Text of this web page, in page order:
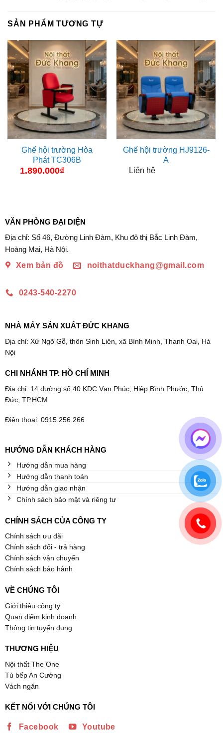
SẢN PHẨM TƯƠNG TỰ
Ghế hội trường Hòa
Phát TC306B
1.890.000₫
Ghế hội trường HJ9126-
A
Liên hệ
VĂN PHÒNG ĐẠI DIỆN
Địa chỉ: Số 46, Đường Linh Đàm, Khu đô thị Bắc Linh Đàm,
Hoàng Mai, Hà Nội.
Xem bản đồ
noithatduckhang@gmail.com
0243-540-2270
NHÀ MÁY SẢN XUẤT ĐỨC KHANG
Địa chỉ: Xứ Ngõ Gỗ, thôn Sinh Liên, xã Bình Minh, Thanh Oai, Hà
Nội
CHI NHÁNH TP. HỒ CHÍ MINH
Địa chỉ: 14 đường số 40 KDC Vạn Phúc, Hiệp Bình Phước, Thủ
Đức, TP.HCM
Điện thoại: 0915.256.266
HƯỚNG DẪN KHÁCH HÀNG
Hướng dẫn mua hàng
Hướng dẫn thanh toán
Hướng dẫn giao nhận
Chính sách bảo mật và riêng tư
CHÍNH SÁCH CỦA CÔNG TY
Chính sách ưu đãi
Chính sách đổi - trả hàng
Chính sách vận chuyển
Chính sách bảo hành
VỀ CHÚNG TÔI
Giới thiệu công ty
Quan điểm kinh doanh
Thông tin tuyển dụng
THƯƠNG HIỆU
Nội thất The One
Tủ bếp An Cường
Vách ngăn
KẾT NỐI VỚI CHÚNG TÔI
Facebook Youtube